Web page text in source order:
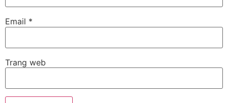
Email *
Trang web